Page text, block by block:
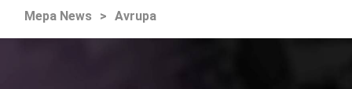
Mepa News > Avrupa